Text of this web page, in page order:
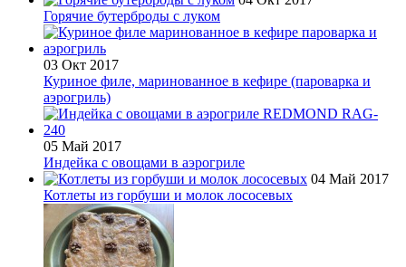
Горячие бутерброды с луком
03 Окт 2017
Куриное филе, маринованное в кефире (пароварка и
аэрогриль)
05 Май 2017
Индейка с овощами в аэрогриле
04 Май 2017
Котлеты из горбуши и молок лососевых